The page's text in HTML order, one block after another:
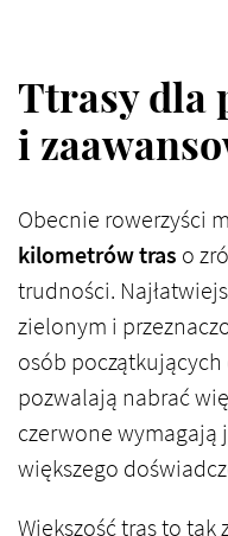
Ttrasy dla
i
Obecnie rowerzyści
kilometrów tras o
trudności.
zielonym i
osób
pozwalają nabrać
czerwone wymagają
większego
Większość tras to